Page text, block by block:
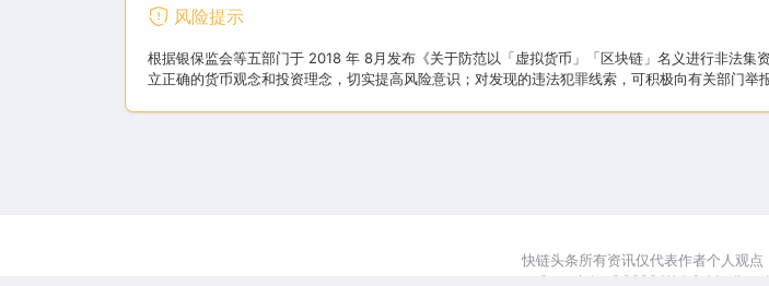
风险提示
根据银保监会等五部门于 2018 年 8月发布《关于防范以「虚拟货币」「区块链」名义进行非法
立正确的货币观念和投资理念，切实提高风险意识；对发现的违法犯罪线索，可积极向有关部门举报
快链头条所有资讯仅代表作者个人观点
Copyright ©2022 Web3-Medium